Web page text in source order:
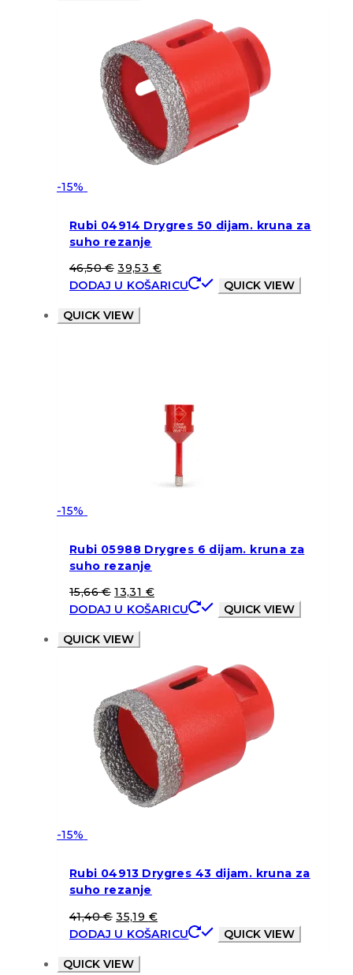
-15%
Rubi 04914 Drygres 50 dijam. kruna za
suho rezanje
46,50€ 39,53 €
DODAJ U KOŠARICU
QUICK VIEW
QUICK VIEW
-15%
Rubi 05988 Drygres 6 dijam. kruna za
suho rezanje
15,66€ 13,31 €
DODAJ U KOŠARICU
QUICK VIEW
QUICK VIEW
-15%
Rubi 04913 Drygres 43 dijam. kruna za
suho rezanje
41,40€ 35,19 €
DODAJ U KOŠARICU
QUICK VIEW
QUICK VIEW